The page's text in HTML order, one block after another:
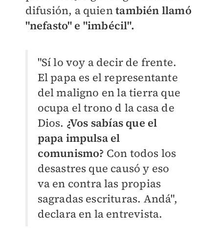
difusión, a quientambién llamó
"nefasto" e "imbécil".
"Sí lo voy a decir de frente.
El papa es el representante
del maligno en la tierra que
ocupa el trono d la casa de
Dios. ¿Vos sabías que el
papa impulsa el
comunismo? Con todos los
desastres que causó y eso
va en contra las propias
sagradas escrituras. Andá",
declara en la entrevista.